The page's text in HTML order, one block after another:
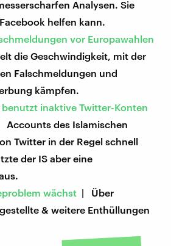
Analysen. Sie
helfen kann.
vor Europawahlen
die Geschwindigkeit, mit der
Falschmeldungen und
kämpfen.
inaktive Twitter-Konten
Accounts des Islamischen
Twitter in der Regel schnell
der IS aber eine
wächst | Über
& weitere Enthüllungen